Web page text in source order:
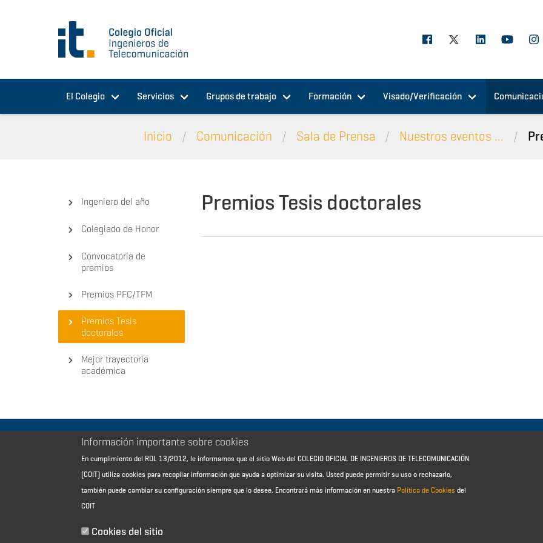
El Colegio Servicios Grupos de trabajo Formación Visado/Verificación
Inicio Comunicación Sala de Prensa Nuestros eventos ...
Ingeniero del año
Colegiado de Honor
Convocatoria de
premios
Premios PFC/TFM
Premios Tesis
doctorales
Mejor trayectoria
académica
Premios Tesis doctorales
Aviso Legal - Información general
Contacto
Política de reembolso
Sitemap
Información importante sobre cookies
En cumplimiento del RDL 13/2012, le informamos que el sitio Web del COLEGIO OFICIAL DE INGENIEROS DE TELECOMUNICACIÓN
(COIT) utiliza cookies para recopilar información que ayuda a optimizar su visita. Usted puede permitir su uso o rechazarlo,
también puede cambiar su configuración siempre que lo desee. Encontrará más información en nuestra Política de Cookies del
COIT
Cookies del sitio